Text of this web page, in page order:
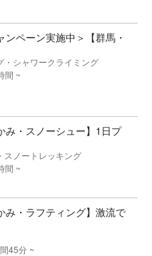
ンペーン実施中＞【群馬・
・シャワークライミング
間 ~
み・スノーシュー】1日プ
スノートレッキング
間 ~
み・ラフティング】激流で
45分 ~